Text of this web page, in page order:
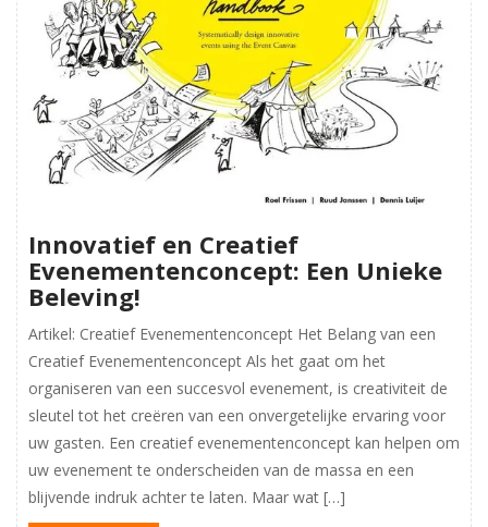
Innovatief en Creatief
Evenementenconcept: Een Unieke
Beleving!
Artikel: Creatief Evenementenconcept Het Belang van een
Creatief Evenementenconcept Als het gaat om het
organiseren van een succesvol evenement, is creativiteit de
sleutel tot het creëren van een onvergetelijke ervaring voor
uw gasten. Een creatief evenementenconcept kan helpen om
uw evenement te onderscheiden van de massa en een
blijvende indruk achter te laten. Maar wat […]